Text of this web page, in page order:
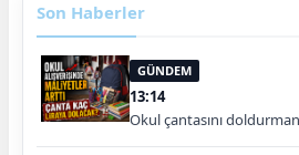
Son Haberler
GÜNDEM
13:14
Okul çantasını